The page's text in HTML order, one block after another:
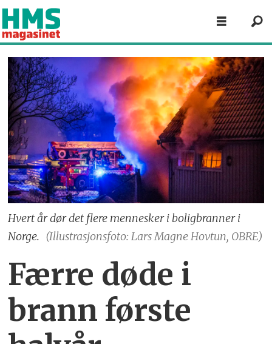
Hvert år dør det flere mennesker i boligbranner i
Norge. (Illustrasjonsfoto: Lars Magne Hovtun, OBRE)
Færre døde i
brann første